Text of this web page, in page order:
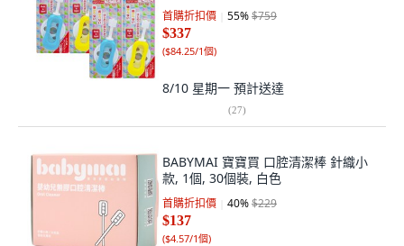
首購折扣價 55%$759
$337
($84.25/1個)
8/10 星期一 預計送達
(27)
BABYMAI 寶寶買 口腔清潔棒 針織小
款, 1個, 30個裝, 白色
首購折扣價 40%$229
$137
($4.57/1個)